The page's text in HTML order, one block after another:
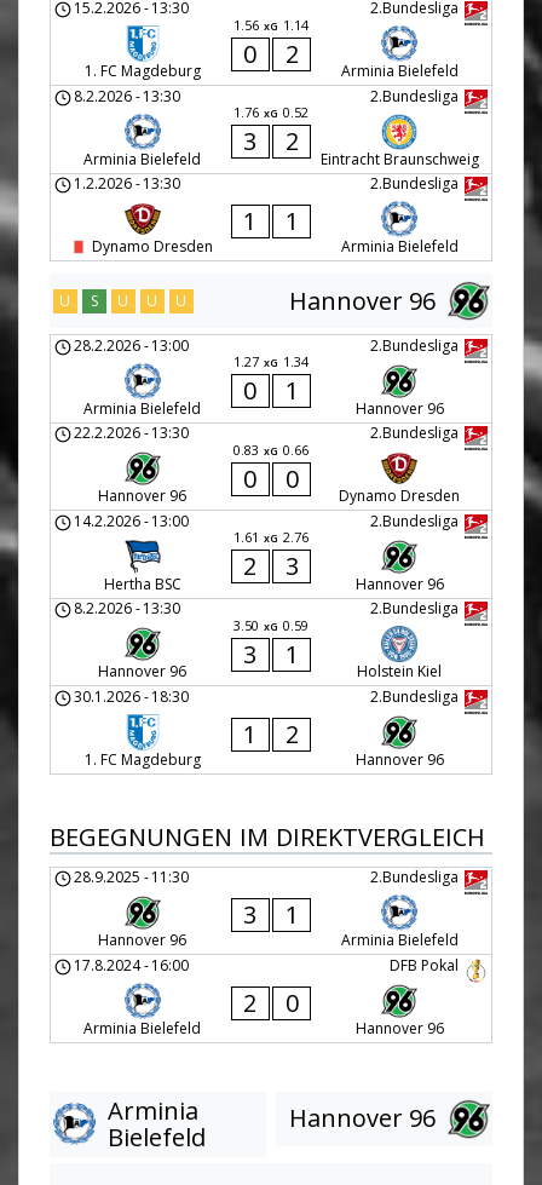
2.Bundesliga
15.2.2026-13:30
1. FC Magdeburg
1.56 xG 1.14
0 2
Arminia Bielefeld
2.Bundesliga
8.2.2026-13:30
Arminia Bielefeld
1.76 xG 0.52
3 2
Eintracht Braunschweig
2.Bundesliga
1.2.2026-13:30
Dynamo Dresden
1 1
Arminia Bielefeld
Hannover 96
U S U U U
2.Bundesliga
28.2.2026-13:00
Arminia Bielefeld
1.27 xG 1.34
0 1
Hannover 96
2.Bundesliga
22.2.2026-13:30
Hannover 96
0.83 xG 0.66
0 0
Dynamo Dresden
2.Bundesliga
14.2.2026-13:00
Hertha BSC
1.61 xG 2.76
2 3
Hannover 96
2.Bundesliga
8.2.2026-13:30
Hannover 96
3.50 xG 0.59
3 1
Holstein Kiel
2.Bundesliga
30.1.2026-18:30
1. FC Magdeburg
1 2
Hannover 96
BEGEGNUNGEN IM DIREKTVERGLEICH
2.Bundesliga
28.9.2025 -11:30
Hannover 96
3 1
Arminia Bielefeld
DFB Pokal
17.8.2024-16:00
Arminia Bielefeld
2 0
Hannover 96
Arminia
Bielefeld
Hannover 96